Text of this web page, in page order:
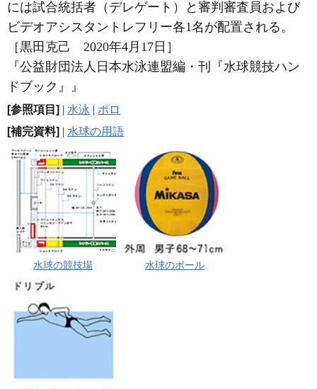
には試合統括者（デレゲート）と審判審査員および
ビデオアシスタントレフリー各1名が配置される。
［黒田克己 2020年4月17日］
『公益財団法人日本水泳連盟編・刊『水球競技ハン
ドブック』』
[参照項目] | 水泳 | ポロ
[補完資料] | 水球の用語
水球の競技場 水球のボール